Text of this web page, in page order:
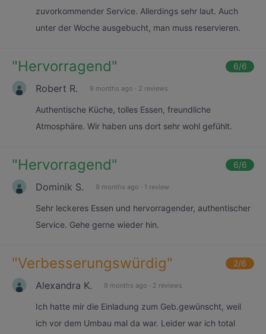
zuvorkommender Service. Allerdings sehr laut. Auch
unter der Woche ausgebucht, man muss reservieren.
"Hervorragend" 6/6
Robert R. 9 months ago · 2 reviews
Authentische Küche, tolles Essen, freundliche
Atmosphäre. Wir haben uns dort sehr wohl gefühlt.
"Hervorragend" 6/6
Dominik S. 9 months ago · 1 review
Sehr leckeres Essen und hervorragender, authentischer
Service. Gehe gerne wieder hin.
"Verbesserungswürdig" 2/6
Alexandra K. 9 months ago · 2 reviews
Ich hatte mir die Einladung zum Geb.gewünscht, weil
ich vor dem Umbau mal da war. Leider war ich total